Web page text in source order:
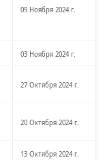
09 Ноября 2024 г.
03 Ноября 2024 г.
27 Октября 2024 г.
20 Октября 2024 г.
13 Октября 2024 г.